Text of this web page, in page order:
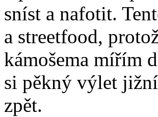
sníst a nafotit.
a streetfood,
kámošema mířím
si pěkný výlet
zpět.